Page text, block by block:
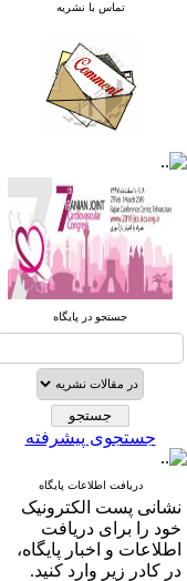
تماس با نشریه
صندوق پستی:
تلفاکس: 23922270-021
تلفن: 6-22663165-021
آدرس پایگاه الکترونیکی:
http://journal.icns.org.ir
آدرس‌ پست الکترونیکی انجمن:
info@icns.org.ir
آدرس پست الکترونیکی نشریه:
نشانی مجله: تهران، خیابان ولیعصر،
ابتدای بزرگراه نیایش، بیمارستان
قلب شهید رجایی- ساختمان انجمن
جستجو در پایگاه
جستجوی پیشرفته
دریافت اطلاعات پایگاه
نشانی پست الکترونیک
خود را برای دریافت
اطلاعات و اخبار پایگاه،
در کادر زیر وارد کنید.